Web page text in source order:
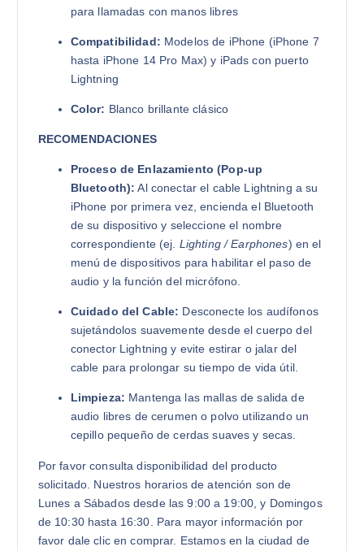
para llamadas con manos libres
Compatibilidad: Modelos de iPhone (iPhone 7
hasta iPhone 14 Pro Max) y iPads con puerto
Lightning
Color: Blanco brillante clásico
RECOMENDACIONES
Proceso de Enlazamiento (Pop-up
Bluetooth): Al conectar el cable Lightning a su
iPhone por primera vez, encienda el Bluetooth
de su dispositivo y seleccione el nombre
correspondiente (ej. Lighting / Earphones) en el
menú de dispositivos para habilitar el paso de
audio y la función del micrófono.
Cuidado del Cable: Desconecte los audífonos
sujetándolos suavemente desde el cuerpo del
conector Lightning y evite estirar o jalar del
cable para prolongar su tiempo de vida útil.
Limpieza: Mantenga las mallas de salida de
audio libres de cerumen o polvo utilizando un
cepillo pequeño de cerdas suaves y secas.
Por favor consulta disponibilidad del producto
solicitado. Nuestros horarios de atención son de
Lunes a Sábados desde las 9:00 a 19:00, y Domingos
de 10:30 hasta 16:30. Para mayor información por
favor dale clic en comprar. Estamos en la ciudad de